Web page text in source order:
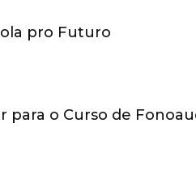
pro Futuro
para o Curso de